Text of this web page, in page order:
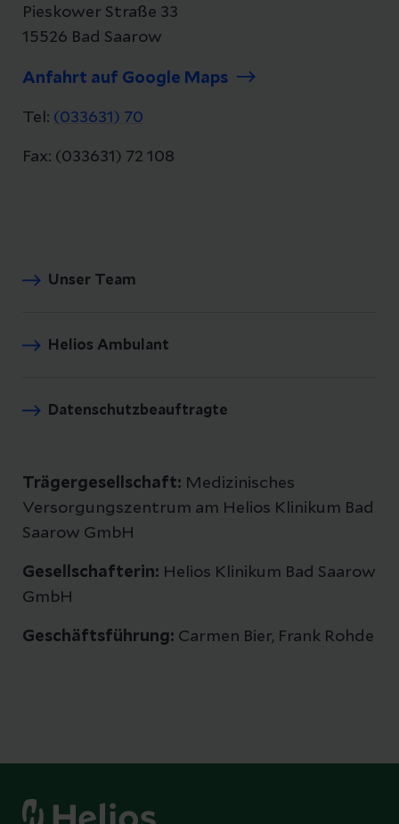
Pieskower Straße 33
15526 Bad Saarow
Anfahrt auf Google Maps
Tel: (033631) 70
Fax: (033631) 72 108
Unser Team
Helios Ambulant
Datenschutzbeauftragte
Trägergesellschaft: Medizinisches
Versorgungszentrum am Helios Klinikum Bad
Saarow GmbH
Gesellschafterin: Helios Klinikum Bad Saarow
GmbH
Geschäftsführung: Carmen Bier, Frank Rohde